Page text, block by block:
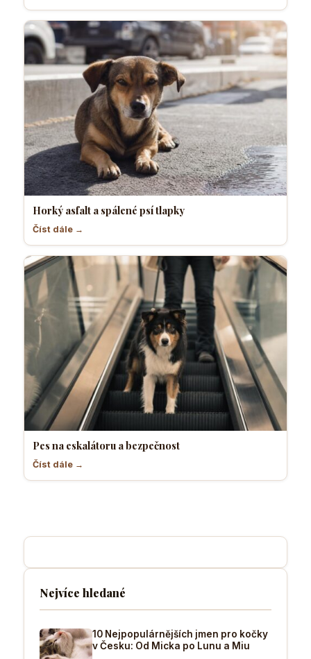
Horký asfalt a spálené psí tlapky
Číst dále →
Pes na eskalátoru a bezpečnost
Číst dále →
Nejvíce hledané
10 Nejpopulárnějších jmen pro kočky
v Česku: Od Micka po Lunu a Miu